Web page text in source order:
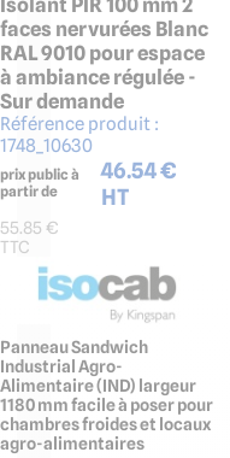
Isolant PIR 100 mm 2
faces nervurées Blanc
RAL 9010 pour espace
à ambiance régulée -
Sur demande
Référence produit :
1748_10630
prix public à
partir de
46.54€
HT
55.85 €
TTC
Panneau Sandwich
Industrial Agro-
Alimentaire (IND) largeur
1180 mm facile à poser pour
chambres froides et locaux
agro-alimentaires